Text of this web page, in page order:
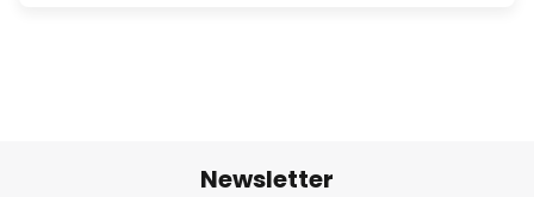
Newsletter